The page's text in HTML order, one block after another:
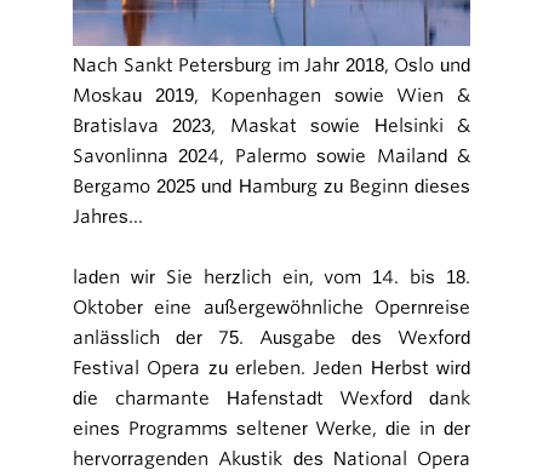
Nach Sankt Petersburg im Jahr 2018, Oslo und
Moskau 2019, Kopenhagen sowie Wien &
Bratislava 2023, Maskat sowie Helsinki &
Savonlinna 2024, Palermo sowie Mailand &
Bergamo 2025 und Hamburg zu Beginn dieses
Jahres...
laden wir Sie herzlich ein, vom 14. bis 18.
Oktober eine außergewöhnliche Opernreise
anlässlich der 75. Ausgabe des Wexford
Festival Opera zu erleben. Jeden Herbst wird
die charmante Hafenstadt Wexford dank
eines Programms seltener Werke, die in der
hervorragenden Akustik des National Opera